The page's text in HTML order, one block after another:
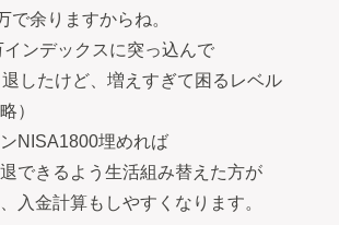
で余りますからね。
ンデックスに突っ込んで
したけど、増えすぎて困るレベル
）
NISA1800埋めれば
できるよう生活組み替えた方が
入金計算もしやすくなります。